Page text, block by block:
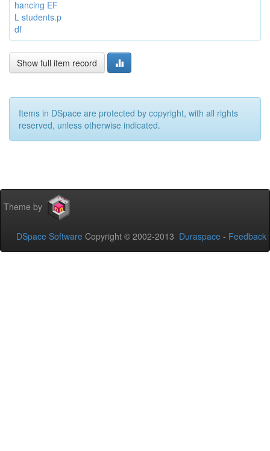
hancing EF
L students.p
df
Show full item record
Items in DSpace are protected by copyright, with all rights
reserved, unless otherwise indicated.
Theme by
DSpace Software Copyright © 2002-2013 Duraspace - Feedback